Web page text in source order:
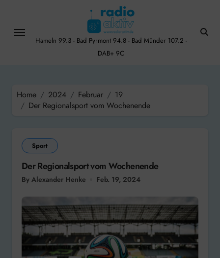
content
Hameln 99.3 - Bad Pyrmont 94.8 - Bad Münder 107.2 -
DAB+ 9C
Home 2024 Februar
19
Der Regionalsport vom Wochenende
Sport
Der Regionalsport vom Wochenende
By Alexander Henke Feb. 19, 2024